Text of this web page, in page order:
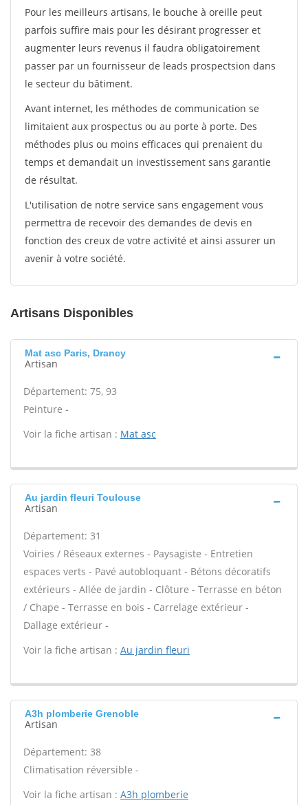
Pour les meilleurs artisans, le bouche à oreille peut
parfois suffire mais pour les désirant progresser et
augmenter leurs revenus il faudra obligatoirement
passer par un fournisseur de leads prospectsion dans
le secteur du bâtiment.
Avant internet, les méthodes de communication se
limitaient aux prospectus ou au porte à porte. Des
méthodes plus ou moins efficaces qui prenaient du
temps et demandait un investissement sans garantie
de résultat.
L'utilisation de notre service sans engagement vous
permettra de recevoir des demandes de devis en
fonction des creux de votre activité et ainsi assurer un
avenir à votre société.
Artisans Disponibles
Mat asc Paris, Drancy
Artisan
Département: 75, 93
Peinture -
Voir la fiche artisan : Mat asc
Au jardin fleuri Toulouse
Artisan
Département: 31
Voiries / Réseaux externes - Paysagiste - Entretien
espaces verts - Pavé autobloquant - Bétons décoratifs
extérieurs - Allée de jardin - Clôture - Terrasse en béton
/ Chape - Terrasse en bois - Carrelage extérieur -
Dallage extérieur -
Voir la fiche artisan : Au jardin fleuri
A3h plomberie Grenoble
Artisan
Département: 38
Climatisation réversible -
Voir la fiche artisan : A3h plomberie